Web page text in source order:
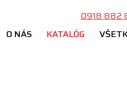
O NÁS KATALÓG
0918 882